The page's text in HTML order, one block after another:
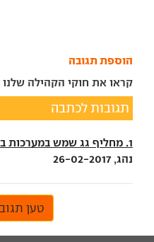
הוספת תגובה
קראו את חוקי הקהילה שלנו
תגובות לכתבה
1. מחליף גג שמש במערכות בטיחות בלי מצמץ
נהג, 26-02-2017
טען